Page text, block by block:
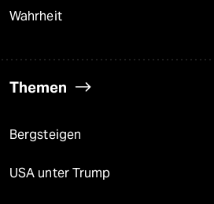
Wahrheit
Themen
Bergsteigen
USA unter Trump